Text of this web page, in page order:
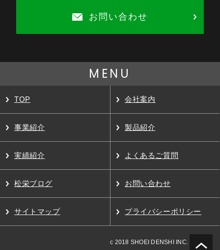
お問い合わせ
MENU
TOP 会社案内
事業紹介 製品紹介
実績紹介 よくあるご質問
松栄ブログ お問い合わせ
サイトマップ プライバシーポリシー
c 2018 SHOEI DENSHI INC.